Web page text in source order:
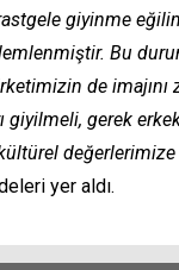
giyinme
Bu
de imajını
giyilmeli, gerek
değerlerimize
yer aldı.